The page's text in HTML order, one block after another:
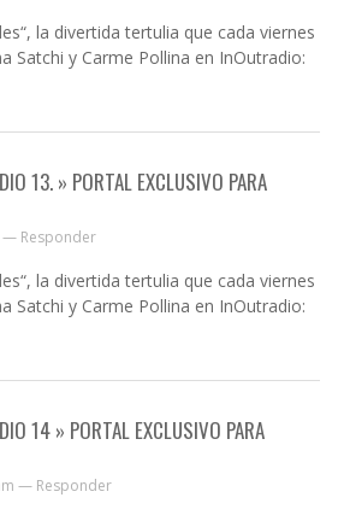
la divertida tertulia que cada viernes
Satchi y Carme Pollina en InOutradio:
13. » PORTAL EXCLUSIVO PARA
— Responder
la divertida tertulia que cada viernes
Satchi y Carme Pollina en InOutradio:
14 » PORTAL EXCLUSIVO PARA
— Responder